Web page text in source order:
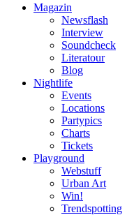
Magazin
Newsflash
Interview
Soundcheck
Literatour
Blog
Nightlife
Events
Locations
Partypics
Charts
Tickets
Playground
Webstuff
Urban Art
Win!
Trendspotting